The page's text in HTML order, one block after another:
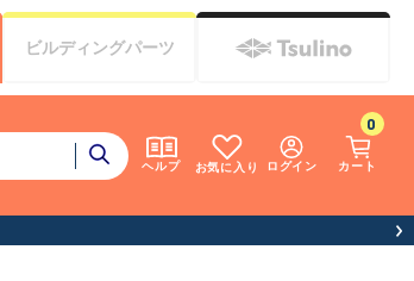
ヘルプ お気に入り ログイン カート
0
ビルディングパーツ